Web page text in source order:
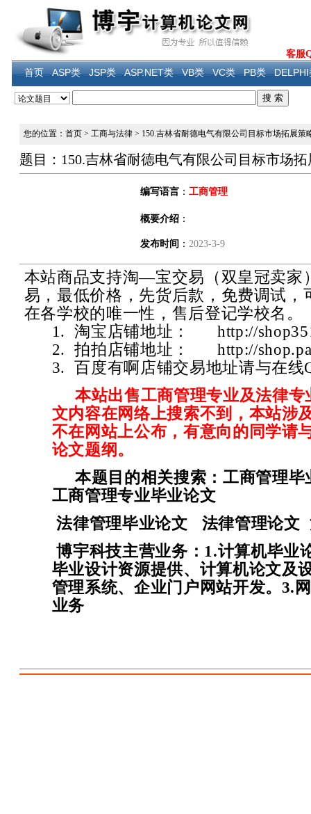
客服
首页 ASP类 JSP类 ASP.NET类 VB类 VC类 PB类 DELPHI
您的位置：首页> 工商与法律> 150.吉林省耐德电气有限公司目标市场拓展策
题目：150.吉林省耐德电气有限公司目标市场
编写语言： 工商管理
概要介绍：
发布时间 ： 2023-3-9
本站商品支持淘—宝交易（双皇冠卖家
易，最低价格，先货后款，免费调试，
在各学校的唯一性，售后登记学校名。
1. 淘宝店铺地址： http://
2. 拍拍店铺地址： http://
3. 百度有啊店铺交易地址请与在线
本站出售工商管理专业及法律
文内容在网络上搜索不到，本站涉
不在网站上公布，有意向的同学请
论文题纲。
本题目的相关搜索：工商管理
工商管理专业毕业论文
法律管理毕业论文 法律管理论文
博宇科技主营业务：1.计算机毕业
毕业设计资源提供、计算机论文及
管理系统、企业门户网站开发。3.
业务